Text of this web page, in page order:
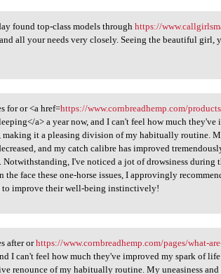
found top-class models throughhttps://
all your needs very closely. Seeing the beautiful girl,
for or <a href=https://www.cornbreadhemp.com/
a> a year now, and I can't feel how much they've
making it a pleasing division of my habitually routine.
and my catch calibre has improved
Notwithstanding, I've noticed a jot of drowsiness during
the face these one-horse issues, I approvingly
to improve their well-being instinctively!
after orhttps://www.cornbreadhemp.com/pages/what-
I can't feel how much they've improved my spark of
renounce of my habitually routine. My uneasiness